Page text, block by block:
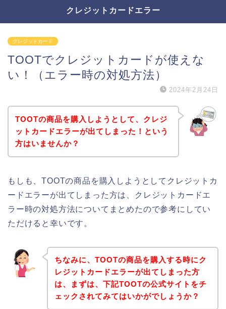
クレジットカードエラー
クレジットカード
TOOTでクレジットカードが使えな
い！（エラー時の対処方法）
2024年2月24日
TOOTの商品を購入しようとして、クレジ
ットカードエラーが出てしまった！という
方はいませんか？
もしも、TOOTの商品を購入しようとしてクレジットカ
ードエラーが出てしまった方は、クレジットカードエ
ラー時の対処方法についてまとめたので参考にしてい
ただけると幸いです。
ちなみに、TOOTの商品を購入する時にク
レジットカードエラーが出てしまった方
は、まずは、下記TOOTの公式サイトをチ
ェックされてみてはいかがでしょうか？